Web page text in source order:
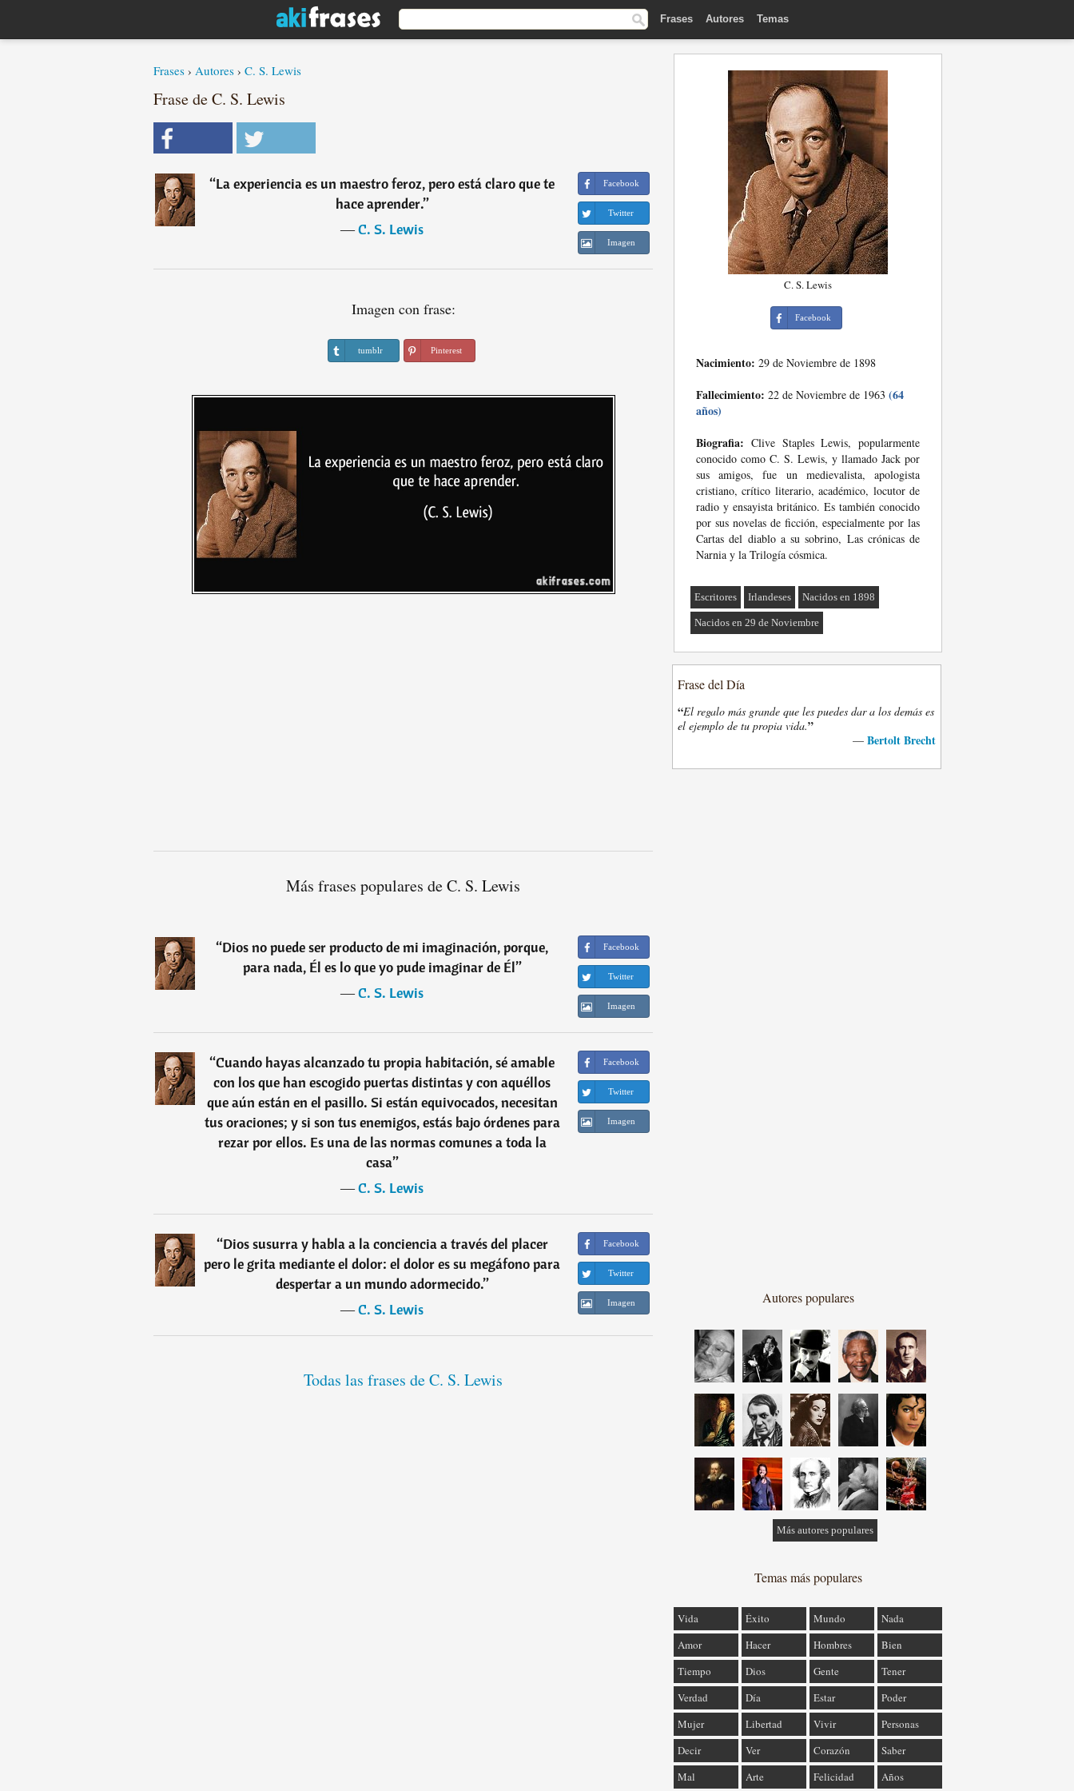
Frases Autores Temas
Frases › Autores › C. S. Lewis
Frase de C. S. Lewis
“La experiencia es un maestro feroz, pero está claro que te
hace aprender.”
―C. S. Lewis
Facebook
Twitter
Imagen
Imagen con frase:
tumblr Pinterest
Más frases populares de C. S. Lewis
“Dios no puede ser producto de mi imaginación, porque,
para nada, Él es lo que yo pude imaginar de Él”
―C. S. Lewis
Facebook
Twitter
Imagen
“Cuando hayas alcanzado tu propia habitación, sé amable
con los que han escogido puertas distintas y con aquéllos
que aún están en el pasillo. Si están equivocados, necesitan
tus oraciones; y si son tus enemigos, estás bajo órdenes para
rezar por ellos. Es una de las normas comunes a toda la
casa”
―C. S. Lewis
Facebook
Twitter
Imagen
“Dios susurra y habla a la conciencia a través del placer
pero le grita mediante el dolor: el dolor es su megáfono para
despertar a un mundo adormecido.”
―C. S. Lewis
Facebook
Twitter
Imagen
Todas las frases de C. S. Lewis
C. S. Lewis
Facebook
Nacimiento: 29 de Noviembre de 1898
Fallecimiento: 22 de Noviembre de 1963 (64
años)
Biografia: Clive Staples Lewis, popularmente
conocido como C. S. Lewis, y llamado Jack por
sus amigos, fue un medievalista, apologista
cristiano, crítico literario, académico, locutor de
radio y ensayista británico. Es también conocido
por sus novelas de ficción, especialmente por las
Cartas del diablo a su sobrino, Las crónicas de
Narnia y la Trilogía cósmica.
Escritores Irlandeses Nacidos en 1898
Nacidos en 29 de Noviembre
Frase del Día
“El regalo más grande que les puedes dar a los demás es
el ejemplo de tu propia vida.”
— Bertolt Brecht
Autores populares
Más autores populares
Temas más populares
Vida Éxito Mundo
Nada
Amor
Hacer Hombres
Bien
Tiempo
Dios Gente
Tener
Verdad
Día Estar
Poder
Mujer
Libertad Vivir
Personas
Decir
Ver Corazón
Saber
Mal
Arte Felicidad Años